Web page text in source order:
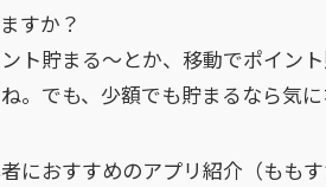
すか？
ト貯まる～とか、移動でポイン
。でも、少額でも貯まるなら気
におすすめのアプリ紹介（もも